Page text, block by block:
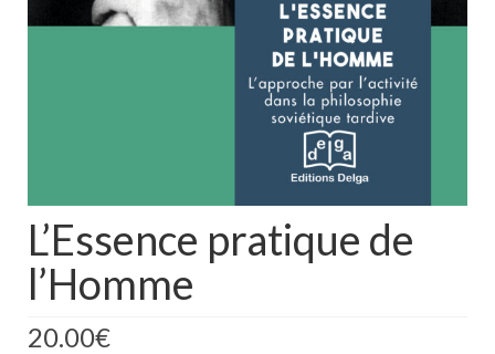
L’Essence pratique de
l’Homme
20.00€